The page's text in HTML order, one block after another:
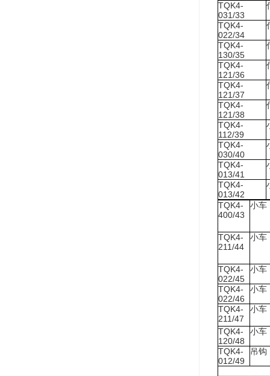
TQK4-
031/33
TQK4-
022/34
TQK4-
130/35
TQK4-
121/36
TQK4-
121/37
TQK4-
121/38
TQK4-
112/39
TQK4-
030/40
TQK4-
013/41
TQK4-
013/42
TQK4-
400/43
小车
TQK4-
211/44
小车
TQK4-
022/45
小车
TQK4-
022/46
小车
TQK4-
211/47
小车
TQK4-
120/48
小车
TQK4-
012/49
吊钩